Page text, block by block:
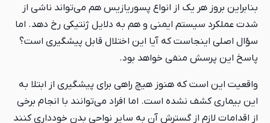
بنابراین بروز هر یک از انواع پسوریازیس هم می‌تواند ناشی از
شدت عملکرد سیستم ایمنی و هم به دلایل ژنتیکی رخ دهد. اما
سؤال اصلی اینجاست که آیا این اختلال قابل پیشگیری است؟
پاسخ این پرسش منفی خواهد بود.
واقعیت این است که هنوز هیچ راهی برای پیشگیری از ابتلا به
این بیماری کشف نشده است. اما افراد می‌توانند با انجام برخی
از اقدامات لازم از گسترش آن به سایر نواحی بدن خودداری کنند